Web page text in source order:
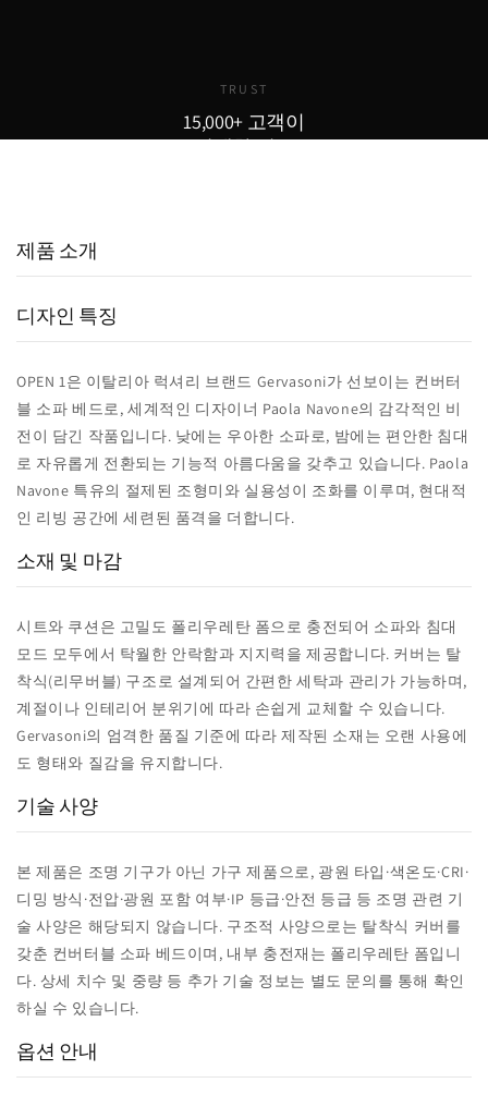
TRUST
15,000+ 고객이
선택한 이유
제품 소개
디자인 특징
OPEN 1은 이탈리아 럭셔리 브랜드 Gervasoni가 선보이는 컨버터
블 소파 베드로, 세계적인 디자이너 Paola Navone의 감각적인 비
전이 담긴 작품입니다. 낮에는 우아한 소파로, 밤에는 편안한 침대
로 자유롭게 전환되는 기능적 아름다움을 갖추고 있습니다. Paola
Navone 특유의 절제된 조형미와 실용성이 조화를 이루며, 현대적
인 리빙 공간에 세련된 품격을 더합니다.
소재 및 마감
시트와 쿠션은 고밀도 폴리우레탄 폼으로 충전되어 소파와 침대
모드 모두에서 탁월한 안락함과 지지력을 제공합니다. 커버는 탈
착식(리무버블) 구조로 설계되어 간편한 세탁과 관리가 가능하며,
계절이나 인테리어 분위기에 따라 손쉽게 교체할 수 있습니다.
Gervasoni의 엄격한 품질 기준에 따라 제작된 소재는 오랜 사용에
도 형태와 질감을 유지합니다.
기술 사양
본 제품은 조명 기구가 아닌 가구 제품으로, 광원 타입·색온도·CRI·
디밍 방식·전압·광원 포함 여부·IP 등급·안전 등급 등 조명 관련 기
술 사양은 해당되지 않습니다. 구조적 사양으로는 탈착식 커버를
갖춘 컨버터블 소파 베드이며, 내부 충전재는 폴리우레탄 폼입니
다. 상세 치수 및 중량 등 추가 기술 정보는 별도 문의를 통해 확인
하실 수 있습니다.
옵션 안내